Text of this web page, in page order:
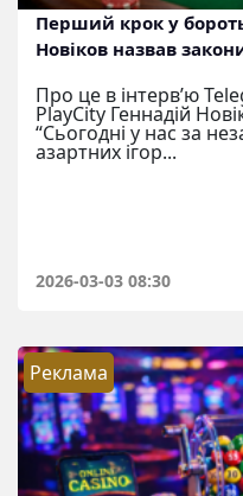
Перший крок у
Новіков назвав
Про це в інтерв’ю
PlayCity Геннадій
“Сьогодні у нас за
азартних ігор...
2026-03-03 08:30
Реклама